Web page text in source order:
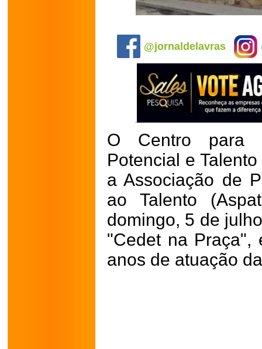
@jornaldelavras
O Centro para
Potencial e
a Associação de
ao Talento
domingo, 5 de
"Cedet na Praça",
anos de atuação